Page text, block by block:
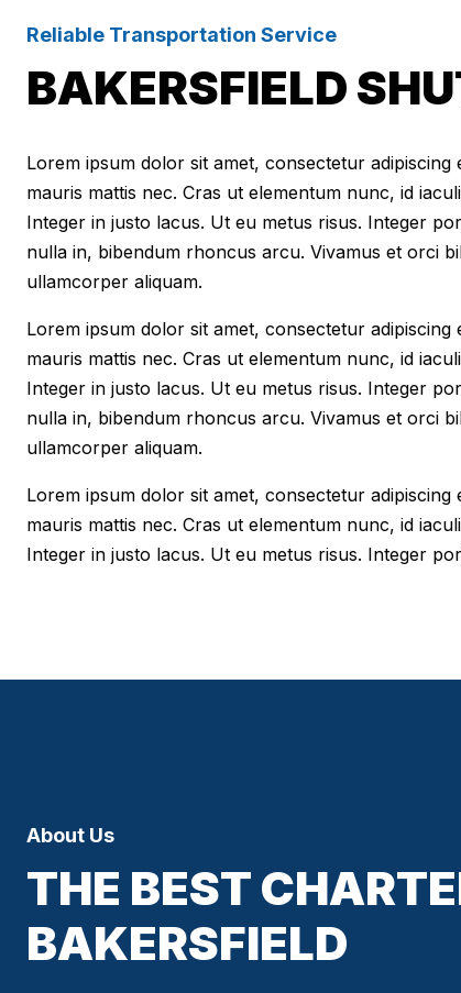
Reliable Transportation Service
BAKERSFIELD
Lorem ipsum dolor sit amet, consectetur
mauris mattis nec. Cras ut elementum nunc, id
Integer in justo lacus. Ut eu metus risus. Integer
nulla in, bibendum rhoncus arcu. Vivamus et orci
ullamcorper aliquam.
Lorem ipsum dolor sit amet, consectetur
mauris mattis nec. Cras ut elementum nunc, id
Integer in justo lacus. Ut eu metus risus. Integer
nulla in, bibendum rhoncus arcu. Vivamus et orci
ullamcorper aliquam.
Lorem ipsum dolor sit amet, consectetur
mauris mattis nec. Cras ut elementum nunc, id
Integer in justo lacus. Ut eu metus risus. Integer
About Us
THE BEST
BAKERSFIELD